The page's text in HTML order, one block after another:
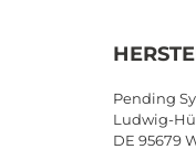
Pending
Ludwig-
DE 95679